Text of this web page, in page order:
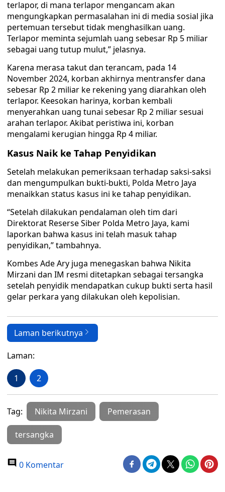
terlapor, di mana terlapor mengancam akan
mengungkapkan permasalahan ini di media sosial jika
pertemuan tersebut tidak menghasilkan uang.
Terlapor meminta sejumlah uang sebesar Rp 5 miliar
sebagai uang tutup mulut,” jelasnya.
Karena merasa takut dan terancam, pada 14
November 2024, korban akhirnya mentransfer dana
sebesar Rp 2 miliar ke rekening yang diarahkan oleh
terlapor. Keesokan harinya, korban kembali
menyerahkan uang tunai sebesar Rp 2 miliar sesuai
arahan terlapor. Akibat peristiwa ini, korban
mengalami kerugian hingga Rp 4 miliar.
Kasus Naik ke Tahap Penyidikan
Setelah melakukan pemeriksaan terhadap saksi-saksi
dan mengumpulkan bukti-bukti, Polda Metro Jaya
menaikkan status kasus ini ke tahap penyidikan.
“Setelah dilakukan pendalaman oleh tim dari
Direktorat Reserse Siber Polda Metro Jaya, kami
laporkan bahwa kasus ini telah masuk tahap
penyidikan,” tambahnya.
Kombes Ade Ary juga menegaskan bahwa Nikita
Mirzani dan IM resmi ditetapkan sebagai tersangka
setelah penyidik mendapatkan cukup bukti serta hasil
gelar perkara yang dilakukan oleh kepolisian.
Laman berikutnya
Laman:
1 2
Tag: Nikita Mirzani Pemerasan
tersangka
0 Komentar